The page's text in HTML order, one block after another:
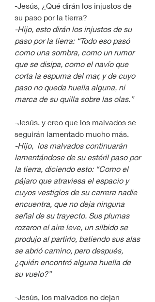
-Jesús, ¿Qué dirán los injustos de
su paso por la tierra?
-Hijo, esto dirán los injustos de su
paso por la tierra: “Todo eso pasó
como una sombra, como un rumor
que se disipa, como el navío que
corta la espuma del mar, y de cuyo
paso no queda huella alguna, ni
marca de su quilla sobre las olas.”
-Jesús, y creo que los malvados se
seguirán lamentado mucho más.
-Hijo,  los malvados continuarán
lamentándose de su estéril paso por
la tierra, diciendo esto: “Como el
pájaro que atraviesa el espacio y
cuyos vestigios de su carrera nadie
encuentra, que no deja ninguna
señal de su trayecto. Sus plumas
rozaron el aire leve, un silbido se
produjo al partirlo, batiendo sus alas
se abrió camino, pero después,
¿quién encontró alguna huella de
su vuelo?”
-Jesús, los malvados no dejan